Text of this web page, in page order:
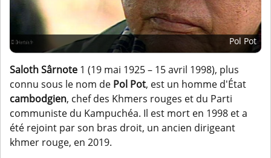
Pol Pot
Saloth Sârnote 1 (19 mai 1925 – 15 avril 1998), plus
connu sous le nom de Pol Pot, est un homme d'État
cambodgien, chef des Khmers rouges et du Parti
communiste du Kampuchéa. Il est mort en 1998 et a
été rejoint par son bras droit, un ancien dirigeant
khmer rouge, en 2019.